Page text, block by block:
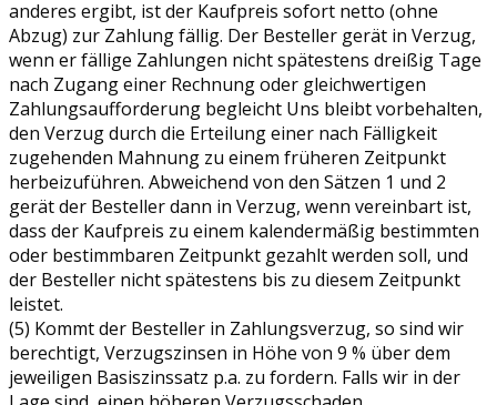
anderes ergibt, ist der Kaufpreis sofort netto (ohne
Abzug) zur Zahlung fällig. Der Besteller gerät in Verzug,
wenn er fällige Zahlungen nicht spätestens dreißig Tage
nach Zugang einer Rechnung oder gleichwertigen
Zahlungsaufforderung begleicht Uns bleibt vorbehalten,
den Verzug durch die Erteilung einer nach Fälligkeit
zugehenden Mahnung zu einem früheren Zeitpunkt
herbeizuführen. Abweichend von den Sätzen 1 und 2
gerät der Besteller dann in Verzug, wenn vereinbart ist,
dass der Kaufpreis zu einem kalendermäßig bestimmten
oder bestimmbaren Zeitpunkt gezahlt werden soll, und
der Besteller nicht spätestens bis zu diesem Zeitpunkt
leistet.
(5) Kommt der Besteller in Zahlungsverzug, so sind wir
berechtigt, Verzugszinsen in Höhe von 9 % über dem
jeweiligen Basiszinssatz p.a. zu fordern. Falls wir in der